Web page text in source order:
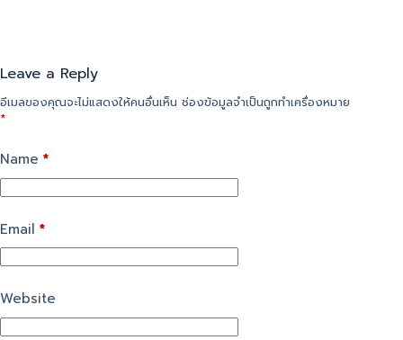
Leave a Reply
อีเมลของคุณจะไม่แสดงให้คนอื่นเห็น ช่องข้อมูลจำเป็นถูกทำเครื่องหมาย
*
Name *
Email *
Website